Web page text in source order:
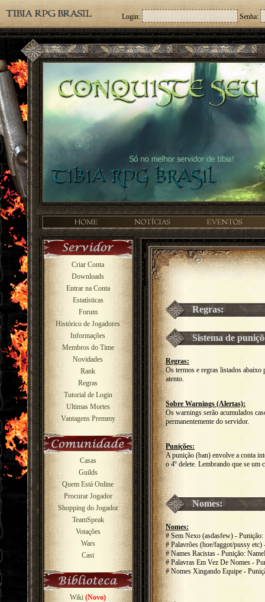
Login: Senha:
Criar Conta
Downloads
Entrar na Conta
Estatísticas
Forum
Histórico de Jogadores
Informações
Membros do Time
Novidades
Rank
Regras
Tutorial de Login
Ultimas Mortes
Vantagens Premmy
Casas
Guilds
Quem Está Online
Procurar Jogador
Shopping do Jogador
TeamSpeak
Votações
Wars
Cast
Wiki (Novo)
Regras:
Sistema de
Regras:
Os termos e regras listados
atento.
Sobre Warnings (Alertas):
Os warnings serão acumulados
permanentemente do servidor.
Punições:
A punição (ban) envolve a conta
o 4º delete. Lembrando que se um
Nomes:
Nomes:
# Sem Nexo (asdasfew) -
# Palavrões (hoe/faggot/pussy
# Names Racistas - Punição:
# Palavras Em Vez De Nomes -
# Nomes Xingando Equipe -